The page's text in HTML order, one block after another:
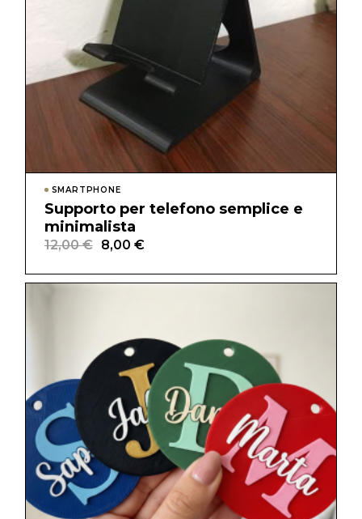
SMARTPHONE
Supporto per telefono semplice e
minimalista
12,00€
Il
originale
8,00 €
Il
attuale